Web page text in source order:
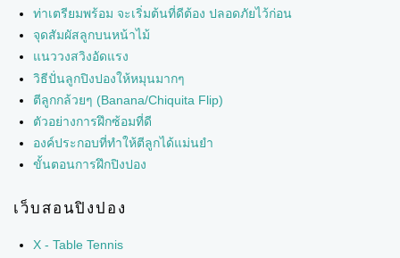
ท่าเตรียมพร้อม จะเริ่มต้นที่ดีต้อง ปลอดภัยไว้ก่อน
จุดสัมผัสลูกบนหน้าไม้
แนววงสวิงอัดแรง
วิธีปั่นลูกปิงปองให้หมุนมากๆ
ตีลูกกล้วยๆ (Banana/Chiquita Flip)
ตัวอย่างการฝึกซ้อมที่ดี
องค์ประกอบที่ทำให้ตีลูกได้แม่นยำ
ขั้นตอนการฝึกปิงปอง
เว็บสอนปิงปอง
X - Table Tennis